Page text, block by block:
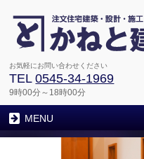
お気軽にお問い合わせください
TEL0545-34-1969
9時00分～18時00分
MENU